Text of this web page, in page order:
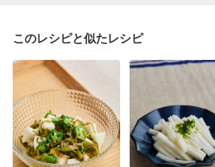
このレシピと似たレシピ